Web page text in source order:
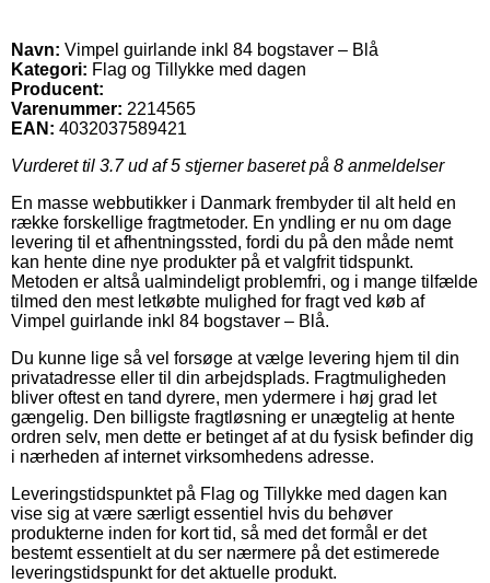
Navn: Vimpel guirlande inkl 84 bogstaver – Blå
Kategori: Flag og Tillykke med dagen
Producent:
Varenummer: 2214565
EAN: 4032037589421
Vurderet til 3.7ud af 5 stjerner baseret på 8 anmeldelser
En masse webbutikker i Danmark frembyder til alt held en
række forskellige fragtmetoder. En yndling er nu om dage
levering til et afhentningssted, fordi du på den måde nemt
kan hente dine nye produkter på et valgfrit tidspunkt.
Metoden er altså ualmindeligt problemfri, og i mange tilfælde
tilmed den mest letkøbte mulighed for fragt ved køb af
Vimpel guirlande inkl 84 bogstaver – Blå.
Du kunne lige så vel forsøge at vælge levering hjem til din
privatadresse eller til din arbejdsplads. Fragtmuligheden
bliver oftest en tand dyrere, men ydermere i høj grad let
gængelig. Den billigste fragtløsning er unægtelig at hente
ordren selv, men dette er betinget af at du fysisk befinder dig
i nærheden af internet virksomhedens adresse.
Leveringstidspunktet på Flag og Tillykke med dagen kan
vise sig at være særligt essentiel hvis du behøver
produkterne inden for kort tid, så med det formål er det
bestemt essentielt at du ser nærmere på det estimerede
leveringstidspunkt for det aktuelle produkt.